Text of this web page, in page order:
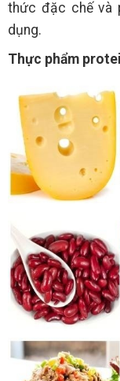
thức đặc chế và
dụng.
Thực phẩm